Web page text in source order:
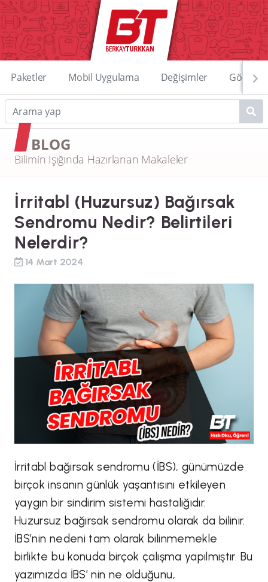
Paketler Mobil Uygulama Değişimler
BLOG
Bilimin Işığında Hazırlanan Makaleler
İrritabl (Huzursuz) Bağırsak
Sendromu Nedir? Belirtileri
Nelerdir?
14 Mart 2024
İrritabl bağırsak sendromu (İBS), günümüzde
birçok insanın günlük yaşantısını etkileyen
yaygın bir sindirim sistemi hastalığıdır.
Huzursuz bağırsak sendromu olarak da bilinir.
İBS’nin nedeni tam olarak bilinmemekle
birlikte bu konuda birçok çalışma yapılmıştır. Bu
yazımızda İBS’ nin ne olduğunu,